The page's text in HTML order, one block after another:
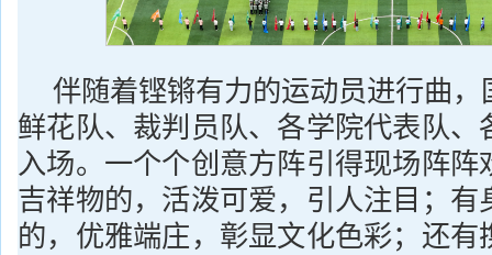
伴随着铿锵有力的运动员进行曲
鲜花队、裁判员队、各学院代表队、
入场。一个个创意方阵引得现场阵阵
吉祥物的，活泼可爱，引人注目；有
的，优雅端庄，彰显文化色彩；还有